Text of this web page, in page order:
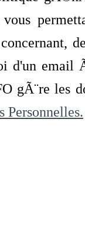
vous
d'un
gÃ¨re les
Personnelles.